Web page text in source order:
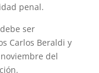
penal.
ser
Carlos Beraldi y
del